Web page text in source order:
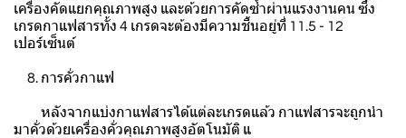
เครื่องคัดแยกคุณภาพสูง และด้วยการคัดซ้ำผ่านแรงงานคน ซึ่ง
เกรดกาแฟสารทั้ง 4 เกรดจะต้องมีความชื้นอยู่ที่ 11.5 - 12
เปอร์เซ็นต์
8. การคั่วกาแฟ
หลังจากแบ่งกาแฟสารได้แต่ละเกรดแล้ว กาแฟสารจะถูกนำ
มาคั่วด้วยเครื่องคั่วคุณภาพสูงอัตโนมัติ แ